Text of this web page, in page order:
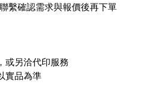
繫確認需求與報價後再下單
或另洽代印服務
實品為準